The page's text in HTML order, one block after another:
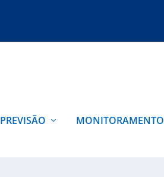
PREVISÃO MONITORAMENTO